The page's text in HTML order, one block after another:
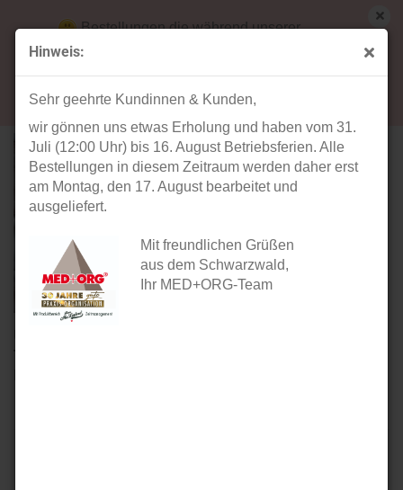
Hinweis:
Sehr geehrte Kundinnen & Kunden,
wir gönnen uns etwas Erholung und haben vom 31.
Juli (12:00 Uhr) bis 16. August Betriebsferien. Alle
Bestellungen in diesem Zeitraum werden daher erst
am Montag, den 17. August bearbeitet und
ausgeliefert.
Mit freundlichen Grüßen
aus dem Schwarzwald,
Ihr MED+ORG-Team
Bestellungen die während unserer
Betriebsferien (31. Juli ab 12:00 Uhr bis 16.